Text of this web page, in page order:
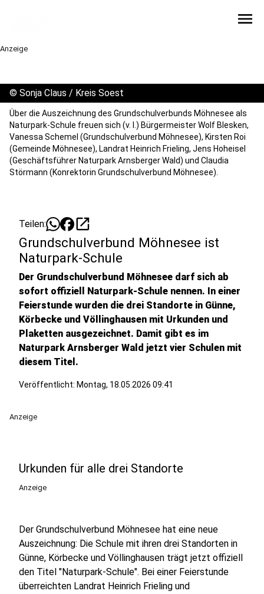
menu
Anzeige
© Sonja Claus / Kreis Soest
Über die Auszeichnung des Grundschulverbunds Möhnesee als
Naturpark-Schule freuen sich (v. l.) Bürgermeister Wolf Blesken,
Vanessa Schemel (Grundschulverbund Möhnesee), Kirsten Roi
(Gemeinde Möhnesee), Landrat Heinrich Frieling, Jens Hoheisel
(Geschäftsführer Naturpark Arnsberger Wald) und Claudia
Störmann (Konrektorin Grundschulverbund Möhnesee).
Teilen: open_in_new
Grundschulverbund Möhnesee ist
Naturpark-Schule
Der Grundschulverbund Möhnesee darf sich ab
sofort offiziell Naturpark-Schule nennen. In einer
Feierstunde wurden die drei Standorte in Günne,
Körbecke und Völlinghausen mit Urkunden und
Plaketten ausgezeichnet. Damit gibt es im
Naturpark Arnsberger Wald jetzt vier Schulen mit
diesem Titel.
Veröffentlicht: Montag, 18.05.2026 09:41
Anzeige
Urkunden für alle drei Standorte
Anzeige
Der Grundschulverbund Möhnesee hat eine neue
Auszeichnung: Die Schule mit ihren drei Standorten in
Günne, Körbecke und Völlinghausen trägt jetzt offiziell
den Titel "Naturpark-Schule". Bei einer Feierstunde
überreichten Landrat Heinrich Frieling und